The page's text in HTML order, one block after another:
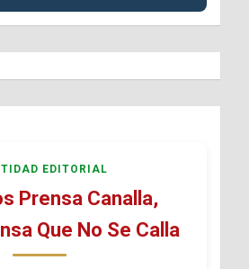
EDITORIAL
Prensa Canalla,
Que No Se Calla